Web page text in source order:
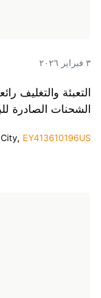
٣ فبراير ٢٠٢٦
التعبئة والتغليف
الشحنات الصادرة
EY413610196US